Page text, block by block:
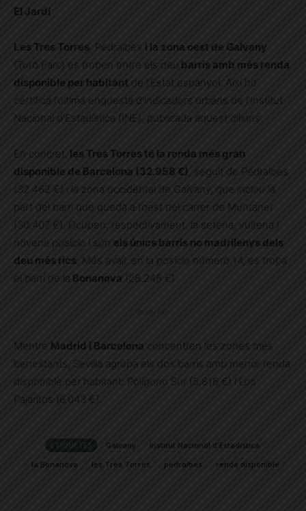
El Jardí
Les Tres Torres, Pedralbes i la zona oest de Galvany
(Turó Parc) es troben entre els deu barris amb més renda
disponible per habitant de l’Estat espanyol. Així ho
certifica l’última enquesta d’indicadors urbans de l’Institut
Nacional d’Estadística (INE), publicada aquest dilluns.
En concret, les Tres Torres té la renda més gran
disponible de Barcelona (32.958 €), seguit de Pedralbes
(32.462 €) i la zona occidental de Galvany, que inclou la
part del barri que queda a l’oest del carrer de Muntaner
(30.407 €). Ocupen, respectivament, la setena, vuitena i
novena posició i són els únics barris no madrilenys dels
deu més rics . Més avall, en la posició número 14, es troba
el barri de la Bonanova (28.248 €).
Mentre Madrid i Barcelona concentren les zones més
benestants, Sevilla agrupa els dos barris amb menor renda
disponible per habitant: Polígono Sur (5.816 €) i Los
Pajaritos (6.043 €).
ETIQUETES Galvany
Institut Nacional d'Estadística
la Bonanova
les Tres Torres pedralbes renda disponible